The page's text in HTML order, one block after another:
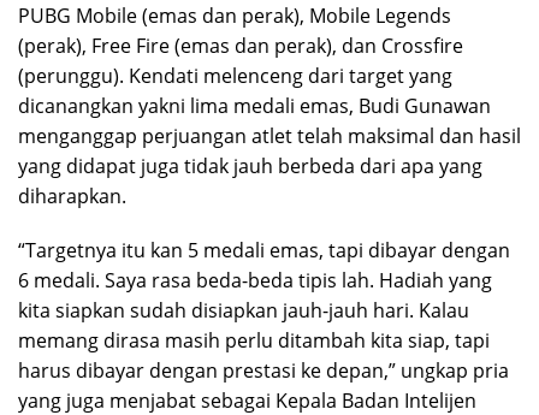
PUBG Mobile (emas dan perak), Mobile Legends
(perak), Free Fire (emas dan perak), dan Crossfire
(perunggu). Kendati melenceng dari target yang
dicanangkan yakni lima medali emas, Budi Gunawan
menganggap perjuangan atlet telah maksimal dan hasil
yang didapat juga tidak jauh berbeda dari apa yang
diharapkan.
“Targetnya itu kan 5 medali emas, tapi dibayar dengan
6 medali. Saya rasa beda-beda tipis lah. Hadiah yang
kita siapkan sudah disiapkan jauh-jauh hari. Kalau
memang dirasa masih perlu ditambah kita siap, tapi
harus dibayar dengan prestasi ke depan,” ungkap pria
yang juga menjabat sebagai Kepala Badan Intelijen